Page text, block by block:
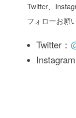
Twitter、
フォローお願
Twitter：
Instagram